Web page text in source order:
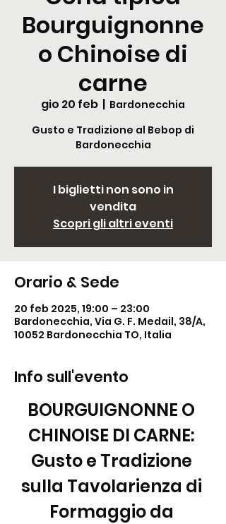
Bourguignonne
o Chinoise di
carne
gio 20 feb
  |
Bardonecchia
Gusto e Tradizione al Bebop di
Bardonecchia
I biglietti non sono in
vendita
Scopri gli altri eventi
Orario & Sede
20 feb 2025, 19:00 – 23:00
Bardonecchia, Via G. F. Medail, 38/A,
10052 Bardonecchia TO, Italia
Info sull'evento
BOURGUIGNONNE O
CHINOISE DI CARNE:
Gusto e Tradizione
sulla Tavolarienza di
Formaggio da